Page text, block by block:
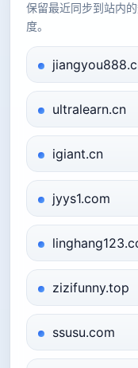
保留最近同步到站内
度。
ultralearn.cn
igiant.cn
jyys1.com
zizifunny.top
ssusu.com